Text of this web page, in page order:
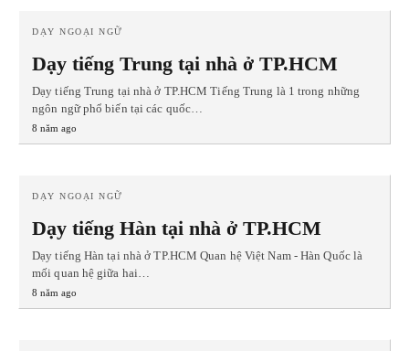
DẠY NGOẠI NGỮ
Dạy tiếng Trung tại nhà ở TP.HCM
Dạy tiếng Trung tại nhà ở TP.HCM Tiếng Trung là 1 trong những
ngôn ngữ phổ biến tại các quốc…
8 năm ago
DẠY NGOẠI NGỮ
Dạy tiếng Hàn tại nhà ở TP.HCM
Dạy tiếng Hàn tại nhà ở TP.HCM Quan hệ Việt Nam - Hàn Quốc là
mối quan hệ giữa hai…
8 năm ago